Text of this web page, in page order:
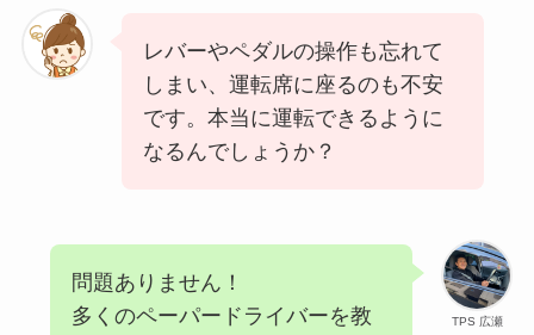
レバーやペダルの操作も忘れて
しまい、運転席に座るのも不安
です。本当に運転できるように
なるんでしょうか？
TPS 広瀬
問題ありません！
多くのペーパードライバーを教